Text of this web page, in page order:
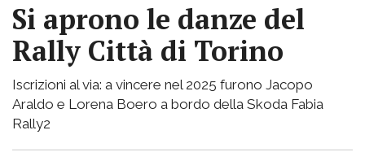
Si aprono le danze del
Rally Città di Torino
Iscrizioni al via: a vincere nel 2025 furono Jacopo
Araldo e Lorena Boero a bordo della Skoda Fabia
Rally2